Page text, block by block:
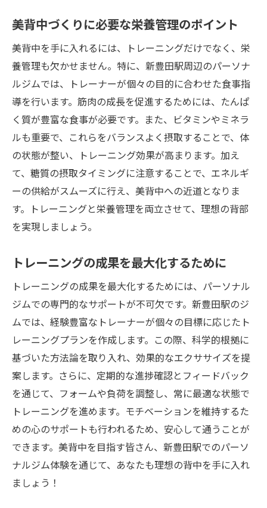
る方法
ジム選びのポイントと注意点
パーソナルジムでの背部トレーニングで理想の
背中を手に入れる方法
理想の背中を手に入れるためのトレーニン
グプラン
効果的な背中の筋肉を鍛える方法
定期的なフィードバックの重要性
トレーニング中に注意すべきポイント
トレーニング成果を最大化するサプリメン
トの活用法
新豊田駅近くのパーソナルジムで美背中への第
一歩を踏み出そう
初めてのジム選びで考慮すべき点
パーソナルジムの利用方法と予約の流れ
トレーニング前後に心掛けたいこと
長期的な視点でのトレーニング計画
パーソナルジムでの集中的なトレーニング
体験
美背中を手に入れるための継続的なサポー
ト体制
美背中づくりに必要な栄養管理のポイント
美背中を手に入れるには、トレーニングだけでなく、栄
養管理も欠かせません。特に、新豊田駅周辺のパーソナ
ルジムでは、トレーナーが個々の目的に合わせた食事指
導を行います。筋肉の成長を促進するためには、たんぱ
く質が豊富な食事が必要です。また、ビタミンやミネラ
ルも重要で、これらをバランスよく摂取することで、体
の状態が整い、トレーニング効果が高まります。加え
て、糖質の摂取タイミングに注意することで、エネルギ
ーの供給がスムーズに行え、美背中への近道となりま
す。トレーニングと栄養管理を両立させて、理想の背部
を実現しましょう。
トレーニングの成果を最大化するために
トレーニングの成果を最大化するためには、パーソナル
ジムでの専門的なサポートが不可欠です。新豊田駅のジ
ムでは、経験豊富なトレーナーが個々の目標に応じたト
レーニングプランを作成します。この際、科学的根拠に
基づいた方法論を取り入れ、効果的なエクササイズを提
案します。さらに、定期的な進捗確認とフィードバック
を通じて、フォームや負荷を調整し、常に最適な状態で
トレーニングを進めます。モチベーションを維持するた
めの心のサポートも行われるため、安心して通うことが
できます。美背中を目指す皆さん、新豊田駅でのパーソ
ナルジム体験を通じて、あなたも理想の背中を手に入れ
ましょう！